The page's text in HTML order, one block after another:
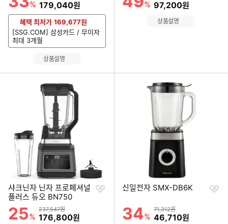
% 할인금액
179,040원
혜택 최저가 169,677원
[SSG.COM] 삼성카드 / 무이자
최대 3개월
상품설명
% 할인금액
97,200원
상품설명
샤크닌자 닌자 프로페셔널
플러스 듀오 BN750
할인률
25%
상품금액
237,547원
할인금액
176,800원
찜
신일전자 SMX-DB6K
할인률
34%
상품금액
71,312원
할인금액
46,710원
찜